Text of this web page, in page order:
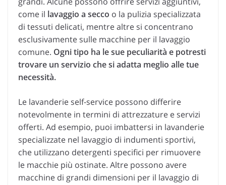
come il lavaggio a secco o la pulizia specializzata
di tessuti delicati, mentre altre si concentrano
esclusivamente sulle macchine per il lavaggio
comune. Ogni tipo ha le sue peculiarità e potresti
trovare un servizio che si adatta meglio alle tue
necessità.
Le lavanderie self-service possono differire
notevolmente in termini di attrezzature e servizi
offerti. Ad esempio, puoi imbattersi in lavanderie
specializzate nel lavaggio di indumenti sportivi,
che utilizzano detergenti specifici per rimuovere
le macchie più ostinate. Altre possono avere
macchine di grandi dimensioni per il lavaggio di